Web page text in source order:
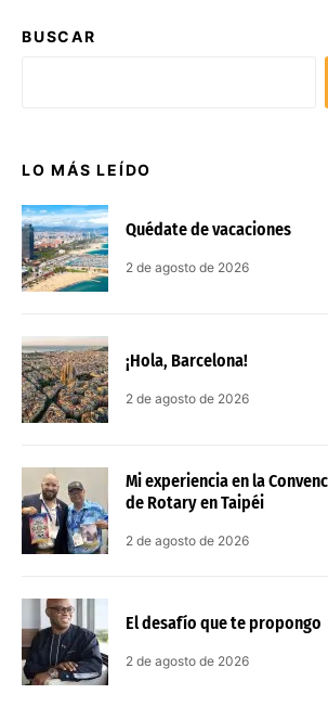
BUSCAR
LO MÁS LEÍDO
Quédate de vacaciones
2 de agosto de 2026
¡Hola, Barcelona!
2 de agosto de 2026
Mi experiencia en la
de Rotary en Taipéi
2 de agosto de 2026
El desafío que te propongo
2 de agosto de 2026